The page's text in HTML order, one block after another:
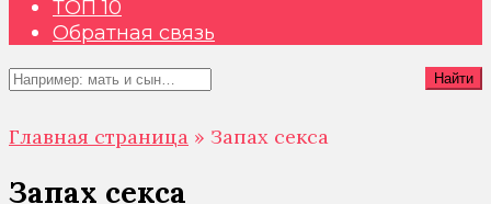
ТОП 10
Обратная связь
Search
Найти
Главная страница » Запах секса
Запах секса